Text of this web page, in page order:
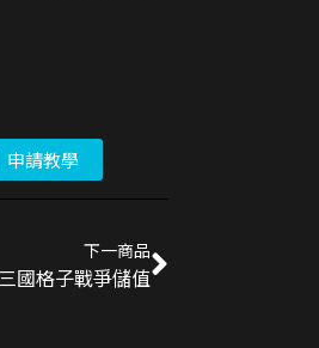
請教學
下一商品
三國格子戰爭儲值